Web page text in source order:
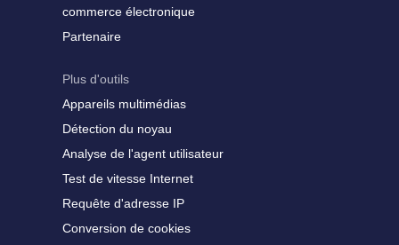
commerce électronique
Partenaire
Plus d'outils
Appareils multimédias
Détection du noyau
Analyse de l'agent utilisateur
Test de vitesse Internet
Requête d'adresse IP
Conversion de cookies